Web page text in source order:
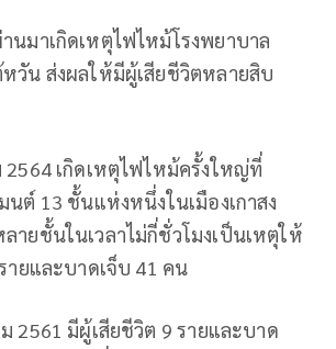
นมาเกิดเหตุไฟไหม้โรงพยาบาล
วัน ส่งผลให้มีผู้เสียชีวิตหลายสิบ
เกิดเหตุไฟไหม้ครั้งใหญ่ที่
นต์ 13 ชั้นแห่งหนึ่งในเมืองเกาสง
ายชั้นในเวลาไม่กี่ชั่วโมงเป็นเหตุให้
ายและบาดเจ็บ 41 คน
2561 มีผู้เสียชีวิต 9 รายและบาด